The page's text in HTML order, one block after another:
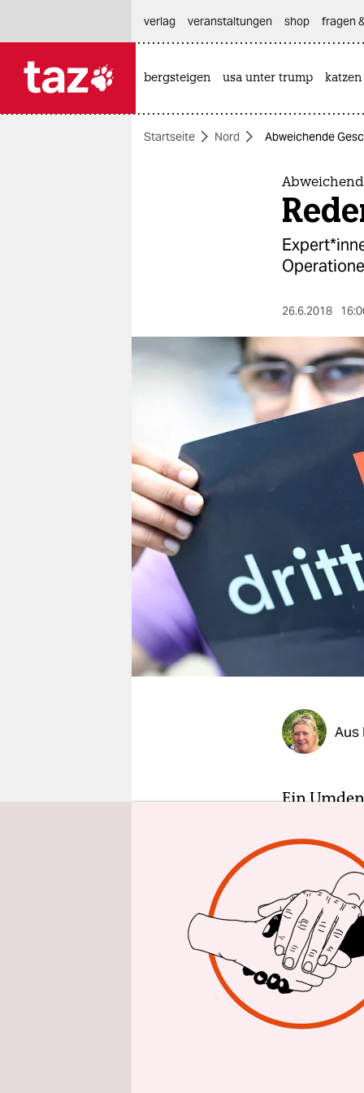
themen
berlin
wahrheit
verlag
verlag
veranstaltungen
shop
fragen & hilfe
unterstützen
abo
verlag
veranstaltungen shop fragen
bergsteigen usa unter trump katzen
Startseite Nord Abweichende
26.6.2018
Aus
Ein
Dennoch
Studie der
Sie habe
hinter
und Leid